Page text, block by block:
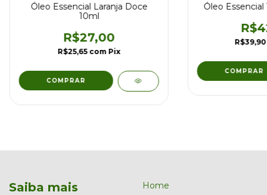
Óleo Essencial Laranja Doce
10ml
R$27,00
R$25,65 com Pix
Óleo
Saiba mais Home